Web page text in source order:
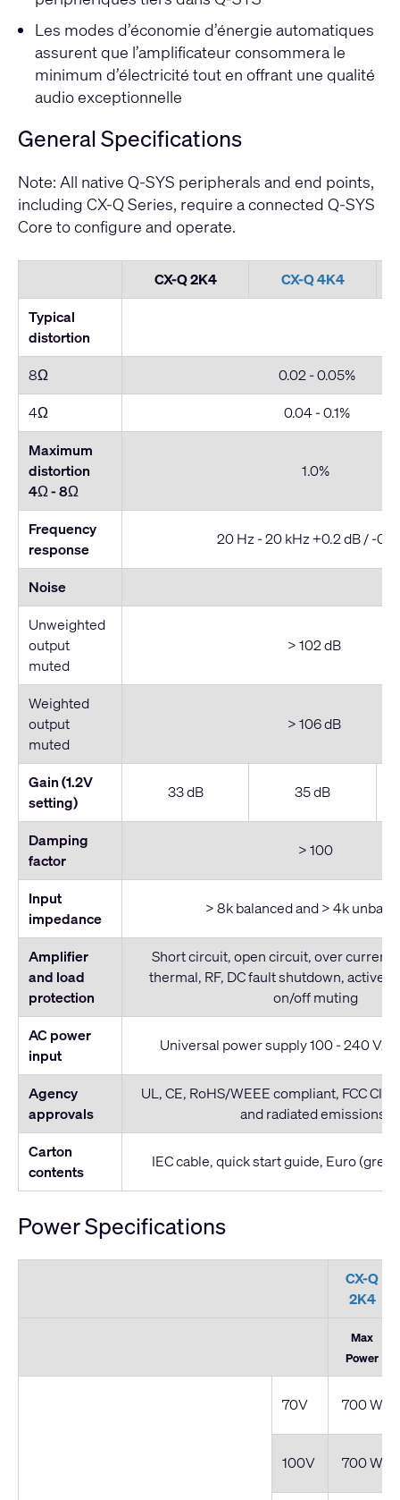
Les modes d’économie d’énergie automatiques
assurent que l’amplificateur consommera le
minimum d’électricité tout en offrant une qualité
audio exceptionnelle
General Specifications
Note: All native Q-SYS peripherals and end points,
including CX-Q Series, require a connected Q-SYS
Core to configure and operate.
CX-Q 2K4
CX-Q 4K4
Typical
distortion
8Ω
0.02 - 0.05%
4Ω
0.04 - 0.1%
Maximum
distortion
4Ω - 8Ω
1.0%
Frequency
response
20 Hz - 20 kHz +0.2 dB / -0.7
Noise
Unweighted
output
muted
> 102 dB
Weighted
output
muted
> 106 dB
Gain (1.2V
setting)
33 dB 35 dB
Damping
factor
> 100
Input
impedance
> 8k balanced and > 4k
Amplifier
and load
protection
Short circuit, open circuit, over current,
thermal, RF, DC fault shutdown, active
on/off muting
AC power
input
Universal power supply 100 - 240
Agency
approvals
UL, CE, RoHS/WEEE compliant, FCC
and radiated emissions)
Carton
contents
IEC cable, quick start guide, Euro
Power Specifications
CX-Q
2K4
Max
Power
70V 700 W
100V 700 W